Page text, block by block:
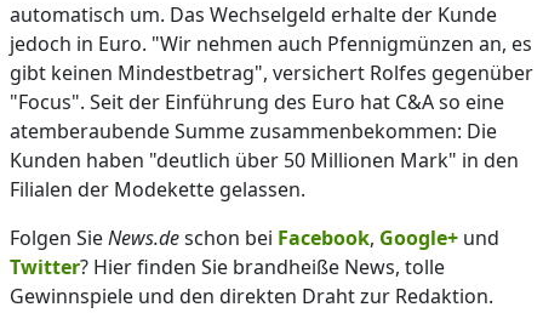
automatisch um. Das Wechselgeld erhalte der Kunde
jedoch in Euro. "Wir nehmen auch Pfennigmünzen an, es
gibt keinen Mindestbetrag", versichert Rolfes gegenüber
"Focus". Seit der Einführung des Euro hat C&A so eine
atemberaubende Summe zusammenbekommen: Die
Kunden haben "deutlich über 50 Millionen Mark" in den
Filialen der Modekette gelassen.
Folgen SieNews.deschon bei Facebook, Google+ und
Twitter? Hier finden Sie brandheiße News, tolle
Gewinnspiele und den direkten Draht zur Redaktion.